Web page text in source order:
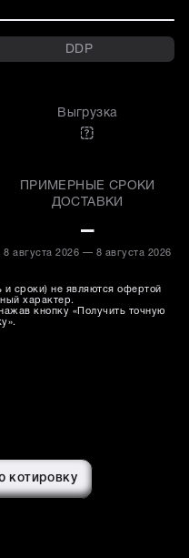
DDP
Выгрузка
ПРИМЕРНЫЕ СРОКИ
ДОСТАВКИ
–
8 августа 2026 — 8 августа 2026
и сроки) не являются офертой
характер.
кнопку «Получить точную
котировку